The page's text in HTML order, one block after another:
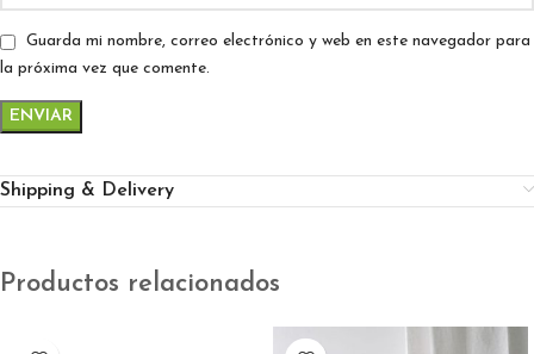
Guarda mi nombre, correo electrónico y web en este navegador para
la próxima vez que comente.
Shipping & Delivery
Productos relacionados